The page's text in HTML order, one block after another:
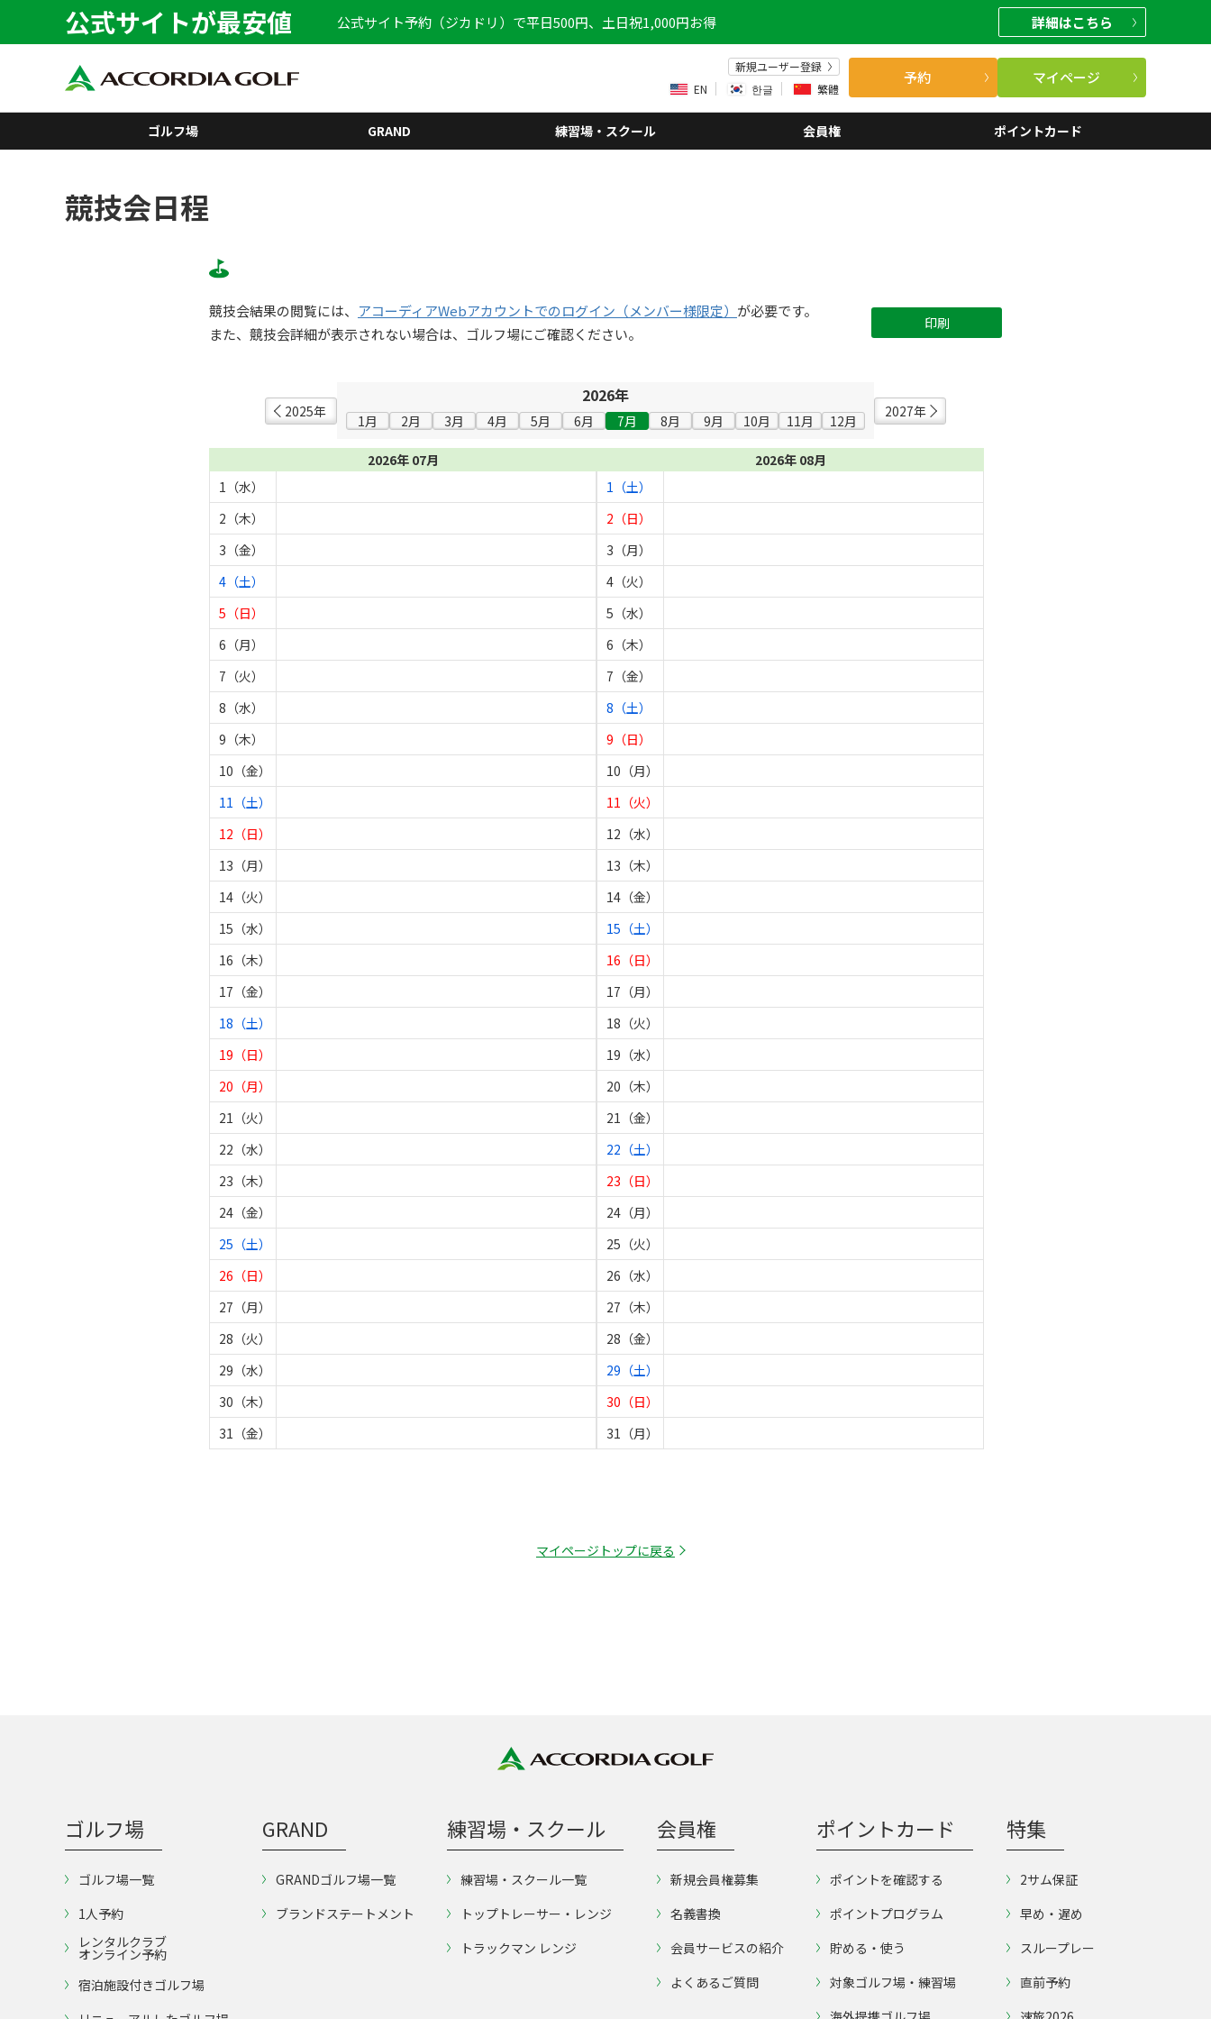
公式サイトが最安値 公式サイト予約（ジカドリ）で平日500円、土日祝1,000円お得 詳細はこちら
新規ユーザー登録
EN
한글 繁體
予約 マイページ
ゴルフ場 GRAND 練習場・スクール 会員権 ポイントカード
競技会日程
競技会結果の閲覧には、 アコーディアWebアカウントでのログイン（メンバー様限定） が必要です。
また、競技会詳細が表示されない場合は、ゴルフ場にご確認ください。
印刷
2025年
2026年
1月 2月 3月 4月 5月 6月 7月 8月 9月 10月 11月 12月
2027年
2026年 07月
1（水）
2（木）
3（金）
4（土）
5（日）
6（月）
7（火）
8（水）
9（木）
10（金）
11（土）
12（日）
13（月）
14（火）
15（水）
16（木）
17（金）
18（土）
19（日）
20（月）
21（火）
22（水）
23（木）
24（金）
25（土）
26（日）
27（月）
28（火）
29（水）
30（木）
31（金）
2026年 08月
1（土）
2（日）
3（月）
4（火）
5（水）
6（木）
7（金）
8（土）
9（日）
10（月）
11（火）
12（水）
13（木）
14（金）
15（土）
16（日）
17（月）
18（火）
19（水）
20（木）
21（金）
22（土）
23（日）
24（月）
25（火）
26（水）
27（木）
28（金）
29（土）
30（日）
31（月）
マイページトップに戻る
ゴルフ場
ゴルフ場一覧
1人予約
レンタルクラブ
オンライン予約
宿泊施設付きゴルフ場
GRAND
GRANDゴルフ場一覧
ブランドステートメント
練習場・スクール
練習場・スクール一覧
トップトレーサー・レンジ
トラックマン レンジ
会員権
新規会員権募集
名義書換
会員サービスの紹介
よくあるご質問
ポイントカード
ポイントを確認する
ポイントプログラム
貯める・使う
対象ゴルフ場・練習場
特集
2サム保証
早め・遅め
スループレー
直前予約